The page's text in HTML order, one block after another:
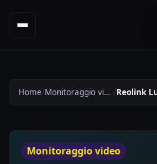
Home Monitoraggio video
Monitoraggio video